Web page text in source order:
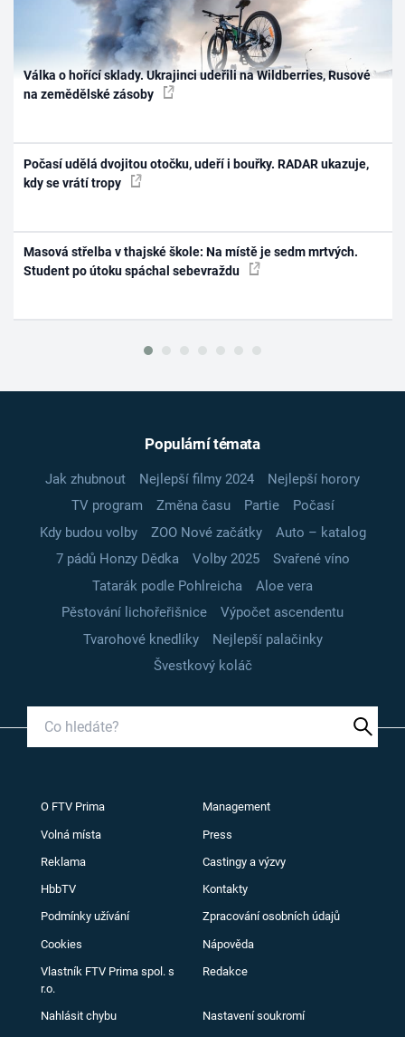
Válka o hořící sklady. Ukrajinci udeřili na Wildberries, Rusové
na zemědělské zásoby
Počasí udělá dvojitou otočku, udeří i bouřky. RADAR ukazuje,
kdy se vrátí tropy
Masová střelba v thajské škole: Na místě je sedm mrtvých.
Student po útoku spáchal sebevraždu
Populární témata
Jak zhubnout Nejlepší filmy 2024
Nejlepší horory
TV program
Změna času Partie
Počasí
Kdy budou volby
ZOO Nové začátky
Auto – katalog
7 pádů Honzy Dědka
Volby 2025
Svařené víno
Tatarák podle Pohlreicha
Aloe vera
Pěstování lichořeřišnice
Výpočet ascendentu
Tvarohové knedlíky
Nejlepší palačinky
Švestkový koláč
O FTV Prima Management
Volná místa Press
Reklama Castingy a výzvy
HbbTV Kontakty
Podmínky užívání Zpracování osobních údajů
Cookies Nápověda
Vlastník FTV Prima spol. s
r.o.
Redakce
Nahlásit chybu Nastavení soukromí